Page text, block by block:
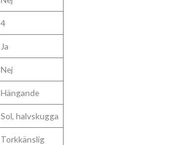
4
Ja
Nej
Hängande
Sol, halvskugga
Torkkänslig